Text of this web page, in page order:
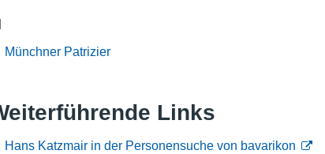
Münchner Patrizier
Links
Hans Katzmair in der Personensuche von bavarikon